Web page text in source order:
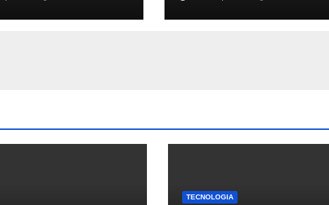
a ogni corsa
per lo sport in
streaming
TECNOLOGIA